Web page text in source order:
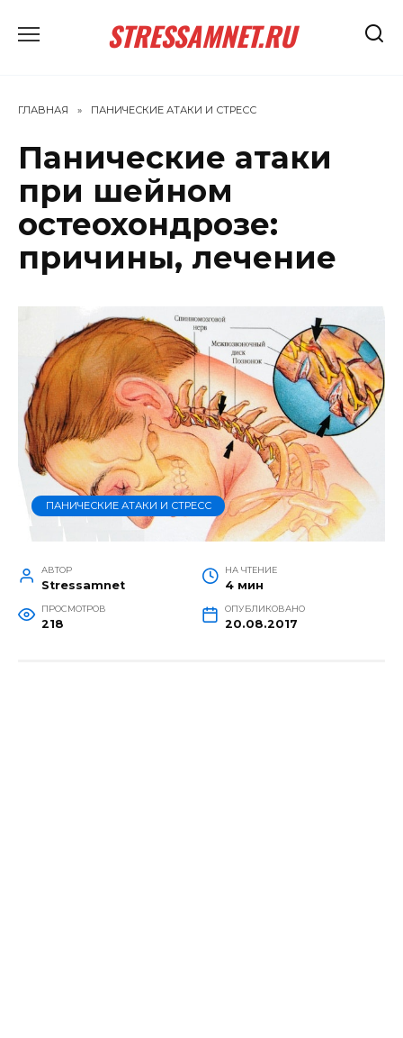
STRESSAMNET.RU
ГЛАВНАЯ » ПАНИЧЕСКИЕ АТАКИ И СТРЕСС
Панические атаки
при шейном
остеохондрозе:
причины, лечение
ПАНИЧЕСКИЕ АТАКИ И СТРЕСС
АВТОР
Stressamnet
НА ЧТЕНИЕ
4 мин
ПРОСМОТРОВ
218
ОПУБЛИКОВАНО
20.08.2017